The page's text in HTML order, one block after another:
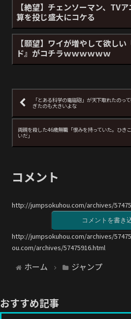
【絶望】チェンソーマン、TV
算を投じ盛大にコケる
【願望】ワイが増やして欲しい
ド』がコチラｗｗｗｗｗｗ
「とある科学の電磁砲」が天下取れたのっ
ぎたのも大きいよな
両親を殺した46歳無職「恨みを持っていた。ひき
いだ」
コメント
http://jumpsokuhou.com/archives/
コメントを書き
http://jumpsokuhou.com/archives/
ou.com/archives/57475916.html
ホーム ジャンプ
おすすめ記事